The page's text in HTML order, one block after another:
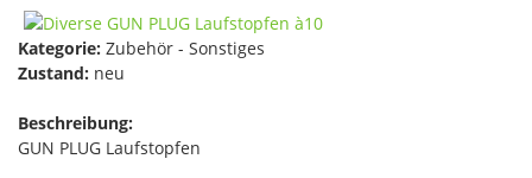
Kategorie: Zubehör - Sonstiges
Zustand: neu
Beschreibung:
GUN PLUG Laufstopfen